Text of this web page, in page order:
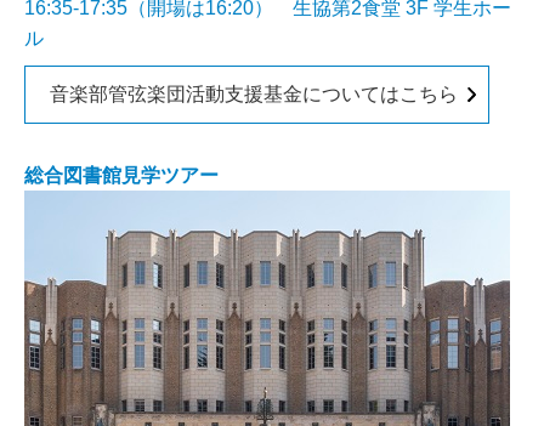
16:35-17:35（開場は16:20） 生協第2食堂 3F 学生ホー
ル
音楽部管弦楽団活動支援基金についてはこちら
総合図書館見学ツアー